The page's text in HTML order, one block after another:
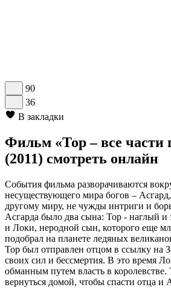
90
36
В закладки
Фильм «Тор – все части
(2011) смотреть онлайн
События фильма разворачиваются
несуществующего мира богов –
другому миру, не чужды интриги и
Асгарда было два сына: Тор - наглый и
и Локи, неродной сын, которого еще
подобрал на планете ледяных
Тор был отправлен отцом в ссылку
своих сил и бессмертия. В это время
обманным путем власть в королевстве.
вернуться домой, чтобы спасти отца и